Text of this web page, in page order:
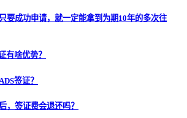
要成功申请，就一定能拿到为期10年的多次往
有啥优势？
签证？
，签证费会退还吗？